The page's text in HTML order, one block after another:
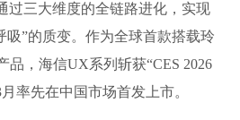
过三大维度的全链路进化，实现
吸”的质变。作为全球首款搭载玲
品，海信UX系列斩获“CES 2026
率先在中国市场首发上市。